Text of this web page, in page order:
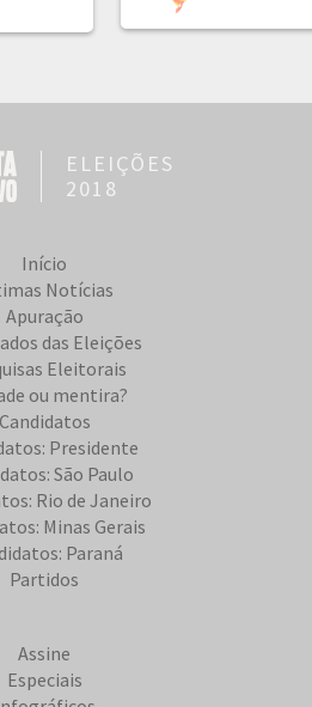
ELEIÇÕES
2018
Início
Notícias
Apuração
das Eleições
Eleitorais
ou mentira?
Candidatos
Presidente
São Paulo
Rio de Janeiro
Minas Gerais
Paraná
Partidos
Assine
Especiais